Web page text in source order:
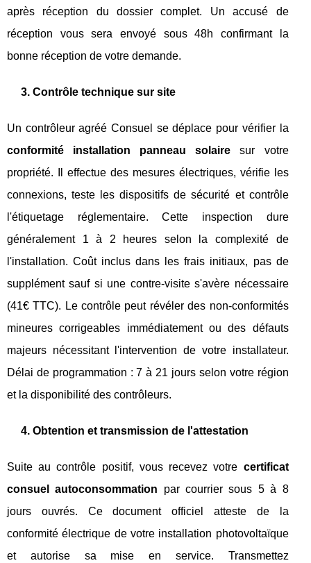
après réception du dossier complet. Un accusé de
réception vous sera envoyé sous 48h confirmant la
bonne réception de votre demande.
3. Contrôle technique sur site
Un contrôleur agréé Consuel se déplace pour vérifier la
conformité installation panneau solaire sur votre
propriété. Il effectue des mesures électriques, vérifie les
connexions, teste les dispositifs de sécurité et contrôle
l'étiquetage réglementaire. Cette inspection dure
généralement 1 à 2 heures selon la complexité de
l'installation. Coût inclus dans les frais initiaux, pas de
supplément sauf si une contre-visite s'avère nécessaire
(41€ TTC). Le contrôle peut révéler des non-conformités
mineures corrigeables immédiatement ou des défauts
majeurs nécessitant l'intervention de votre installateur.
Délai de programmation : 7 à 21 jours selon votre région
et la disponibilité des contrôleurs.
4. Obtention et transmission de l'attestation
Suite au contrôle positif, vous recevez votre certificat
consuel autoconsommation par courrier sous 5 à 8
jours ouvrés. Ce document officiel atteste de la
conformité électrique de votre installation photovoltaïque
et autorise sa mise en service. Transmettez